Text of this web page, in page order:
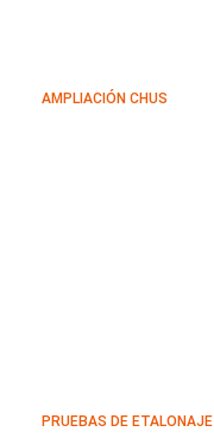
AMPLIACIÓN CHUS
PRUEBAS DE ETALONAJE